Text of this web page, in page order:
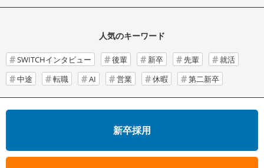
人気のキーワード
SWITCHインタビュー 後輩 新卒 先輩
就活
中途
転職 AI 営業 休暇 第二新卒
新卒採用